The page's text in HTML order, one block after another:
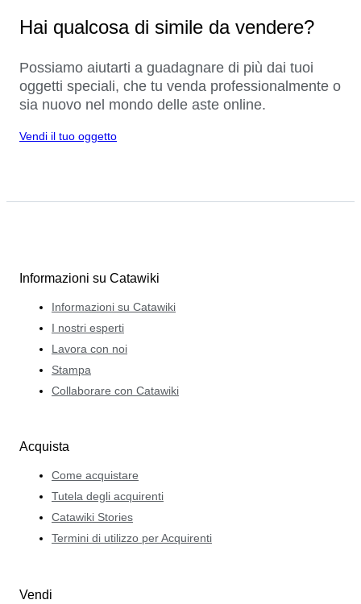
Hai qualcosa di simile da vendere?
Possiamo aiutarti a guadagnare di più dai tuoi
oggetti speciali, che tu venda professionalmente o
sia nuovo nel mondo delle aste online.
Vendi il tuo oggetto
Informazioni su Catawiki
Informazioni su Catawiki
I nostri esperti
Lavora con noi
Stampa
Collaborare con Catawiki
Acquista
Come acquistare
Tutela degli acquirenti
Catawiki Stories
Termini di utilizzo per Acquirenti
Vendi